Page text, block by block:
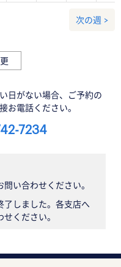
次の週 >
日がない場合、ご予約の
お電話ください。
7234
い合わせください。
了しました。各支店へ
ください。